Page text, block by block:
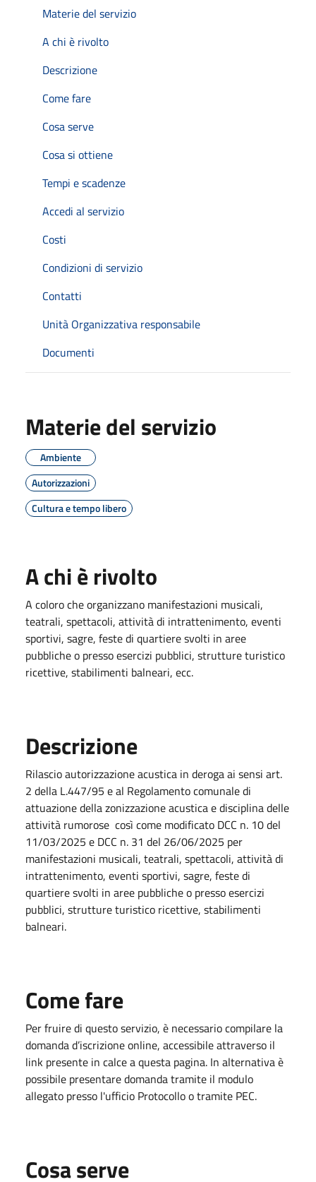
Materie del servizio
A chi è rivolto
Descrizione
Come fare
Cosa serve
Cosa si ottiene
Tempi e scadenze
Accedi al servizio
Costi
Condizioni di servizio
Contatti
Unità Organizzativa responsabile
Documenti
Materie del servizio
Ambiente
Autorizzazioni
Cultura e tempo libero
A chi è rivolto
A coloro che organizzano manifestazioni musicali,
teatrali, spettacoli, attività di intrattenimento, eventi
sportivi, sagre, feste di quartiere svolti in aree
pubbliche o presso esercizi pubblici, strutture turistico
ricettive, stabilimenti balneari, ecc.
Descrizione
Rilascio autorizzazione acustica in deroga ai sensi art.
2 della L.447/95 e al Regolamento comunale di
attuazione della zonizzazione acustica e disciplina delle
attività rumorose così come modificato DCC n. 10 del
11/03/2025 e DCC n. 31 del 26/06/2025 per
manifestazioni musicali, teatrali, spettacoli, attività di
intrattenimento, eventi sportivi, sagre, feste di
quartiere svolti in aree pubbliche o presso esercizi
pubblici, strutture turistico ricettive, stabilimenti
balneari.
Come fare
Per fruire di questo servizio, è necessario compilare la
domanda d’iscrizione online, accessibile attraverso il
link presente in calce a questa pagina. In alternativa è
possibile presentare domanda tramite il modulo
allegato presso l'ufficio Protocollo o tramite PEC.
Cosa serve